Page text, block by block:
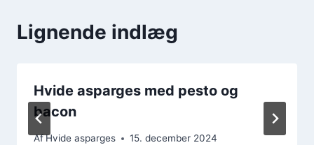
Lignende indlæg
Hvide asparges med pesto og
bacon
AfHvide asparges 15. december 2024